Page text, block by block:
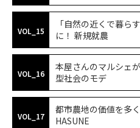
VOL_15
「自然の近くで暮ら
に！ 新規就農
VOL_16
本屋さんのマルシェ
型社会のモデ
VOL_17
都市農地の価値を多
HASUNE